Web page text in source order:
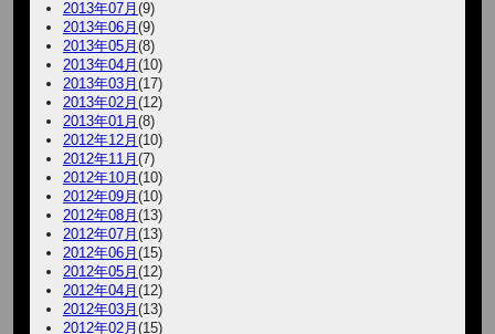
2013年07月(9)
2013年06月(9)
2013年05月(8)
2013年04月(10)
2013年03月(17)
2013年02月(12)
2013年01月(8)
2012年12月(10)
2012年11月(7)
2012年10月(10)
2012年09月(10)
2012年08月(13)
2012年07月(13)
2012年06月(15)
2012年05月(12)
2012年04月(12)
2012年03月(13)
2012年02月(15)